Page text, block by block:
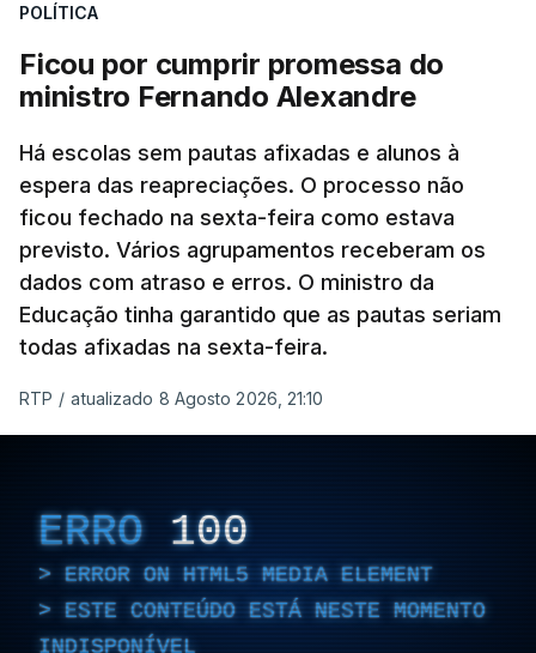
POLÍTICA
Ficou por cumprir promessa do
ministro Fernando Alexandre
Há escolas sem pautas afixadas e alunos à
espera das reapreciações. O processo não
ficou fechado na sexta-feira como estava
previsto. Vários agrupamentos receberam os
dados com atraso e erros. O ministro da
Educação tinha garantido que as pautas seriam
todas afixadas na sexta-feira.
RTP / atualizado 8 Agosto 2026, 21:10
ERRO 100
ERROR ON HTML5 MEDIA ELEMENT
ESTE CONTEÚDO ESTÁ NESTE MOMENTO
INDISPONÍVEL